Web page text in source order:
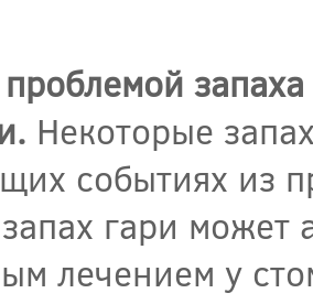
запаха
Некоторые
событиях из
гари может
лечением у